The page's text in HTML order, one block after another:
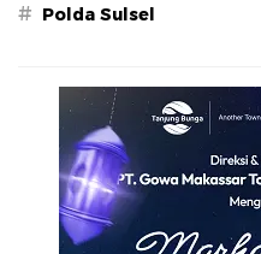
# Polda Sulsel